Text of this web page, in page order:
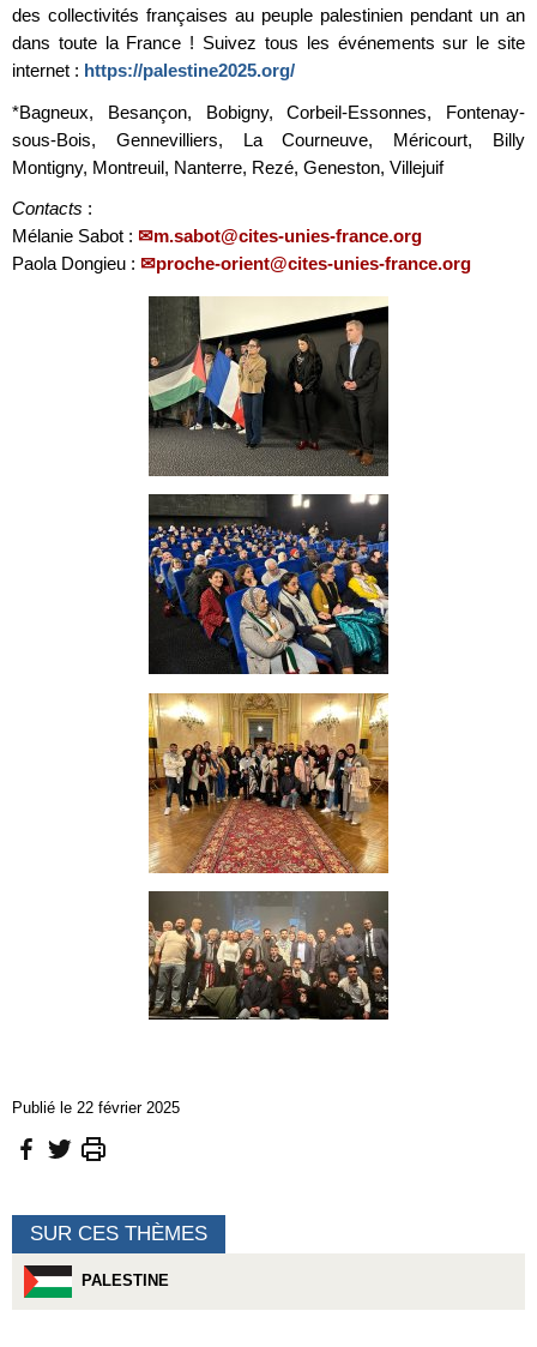
des collectivités françaises au peuple palestinien pendant un an
dans toute la France ! Suivez tous les événements sur le site
internet : https://palestine2025.org/
*Bagneux, Besançon, Bobigny, Corbeil-Essonnes, Fontenay-
sous-Bois, Gennevilliers, La Courneuve, Méricourt, Billy
Montigny, Montreuil, Nanterre, Rezé, Geneston, Villejuif
Contacts :
Mélanie Sabot :
m.sabot@cites-unies-france.org
Paola Dongieu :
proche-orient@cites-unies-france.org
Publié le 22 février 2025
SUR CES THÈMES
PALESTINE